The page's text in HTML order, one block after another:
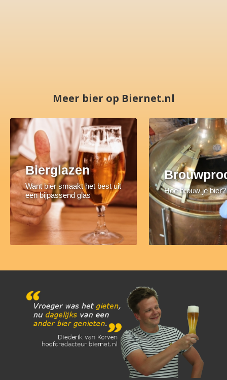
Meer bier op Biernet.nl
Bierglazen
Want bier smaakt het best uit
een bijpassend glas
Hoe brouw je bier?